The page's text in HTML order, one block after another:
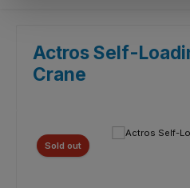
Actros Self-
Crane
Skip image gallery
Sold out